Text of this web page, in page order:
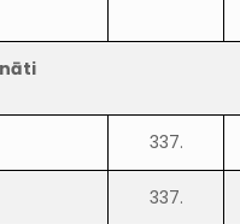
337.
337.